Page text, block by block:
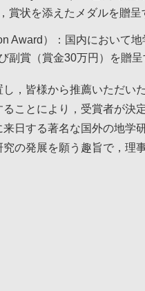
賞状を添えたメダルを贈呈
Award）：国内において
副賞（賞金30万円）を贈呈
，皆様から推薦いただい
ことにより，受賞者が決
日する著名な国外の地学
の発展を願う趣旨で，理